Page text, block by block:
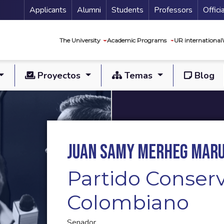
Menu Secundario
Applicants Alumni Students Professors
The University Academic Programs UR international
Proyectos Temas Blog
Juan Samy Merheg
Partido
Colombiano